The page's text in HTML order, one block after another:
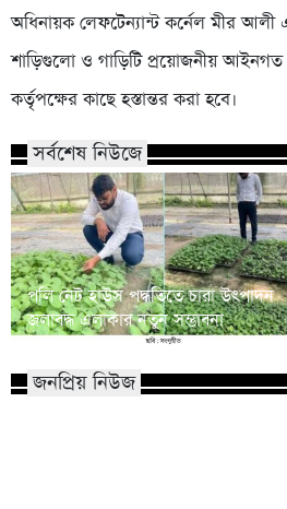
অধিনায়ক লেফটেন্যান্ট কর্নেল মীর
শাড়িগুলো ও গাড়িটি প্রয়োজনীয় আইনগত
কর্তৃপক্ষের কাছে হস্তান্তর করা হবে।
সর্বশেষ নিউজে
পলি নেট হাউস পদ্ধতিতে চারা উৎপাদন
জলাবদ্ধ এলাকার নতুন সম্ভাবনা
জনপ্রিয় নিউজ